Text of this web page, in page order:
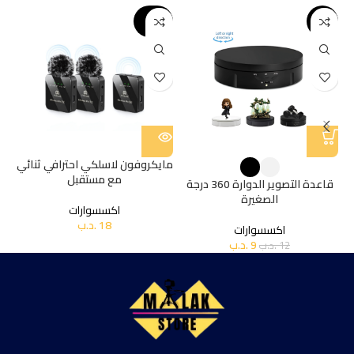
-25%
قاعدة التصوير الدوارة 360 درجة
الصغيرة
اكسسوارات
12.د.ب9.د.ب
SOLD O
UT
مايكروفون لاسلكي احترافي ثنائي
مع مستقبل
اكسسوارات
18.د.ب